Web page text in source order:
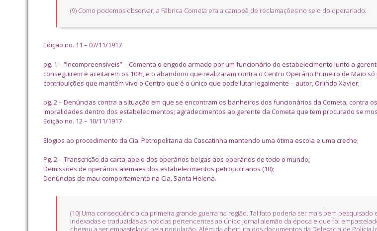
(9) Como podemos observar, a Fábrica Cometa era a campeã de reclamações no seio do operariado.
Edição no. 11 – 07/11/1917
pg. 1 – “Incompreensíveis” – Comenta o engodo armado por um funcionário do estabelecimento junto a
conseguirem e aceitarem os 10%, e o abandono que realizaram contra o Centro Operário Primeiro de Maio
contribuições que mantêm vivo o Centro que é o único que pode lutar legalmente – autor, Orlindo Xavier;
pg. 2 – Denúncias contra a situação em que se encontram os banheiros dos funcionários da Cometa; contra
imoralidades dentro dos estabelecimentos; agradecimentos ao gerente da Cometa que tem procurado se
Edição no. 12 – 10/11/1917
Elogios ao procedimento da Cia. Petropolitana da Cascatinha mantendo uma ótima escola e uma creche;
Pg. 2 – Transcrição da carta-apelo dos operários belgas aos operários de todo o mundo;
Demissões de operários alemães dos estabelecimentos petropolitanos (10);
Denúncias de mau-comportamento na Cia. Santa Helena.
(10) Uma conseqüência da primeira grande guerra na região. Tal fato poderia ser mais bem pesquisado
indexadas e traduzidas as noticias pertencentes ao único jornal alemão da época e que foi
chegou a ser empastelado pela população. Além da abertura dos documentos da Delegacia de Polícia